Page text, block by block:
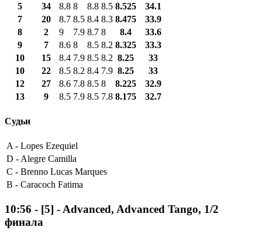
5
34 8.8 8 8.8 8.5 8.525
34.1
7
20 8.7 8.5 8.4 8.3 8.475
33.9
8
2 9 7.9 8.7 8 8.4
33.6
9
7 8.6 8 8.5 8.2 8.325
33.3
10
15 8.4 7.9 8.5 8.2 8.25
33
10
22 8.5 8.2 8.4 7.9 8.25
33
12
27 8.6 7.8 8.5 8 8.225
32.9
13
9 8.5 7.9 8.5 7.8 8.175 32.7
Судьи
A - Lopes Ezequiel
D - Alegre Camilla
C - Brenno Lucas Marques
B - Caracoch Fatima
10:56 - [5] - Advanced, Advanced Tango, 1/2
финала